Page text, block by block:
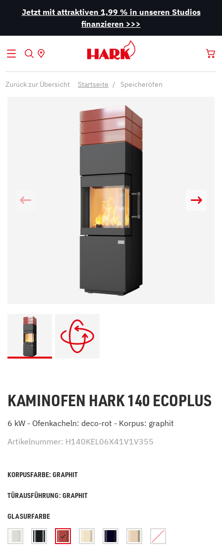
Jetzt mit attraktiven 1,99 % in unseren Studios
finanzieren >>>
Zurück zur Übersicht Startseite Speicheröfen
KAMINOFEN HARK 140 ECOPLUS
6 kW - Ofenkacheln: deco-rot - Korpus: graphit
Artikelnummer: H140KEL06X41V1V355
KORPUSFARBE: GRAPHIT
TÜRAUSFÜHRUNG: GRAPHIT
GLASURFARBE